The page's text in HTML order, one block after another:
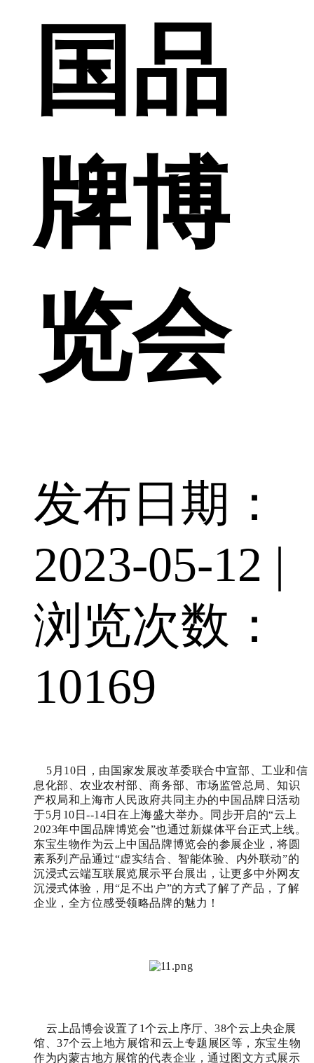
国品
牌博
览会
发布日期：
2023-05-12 |
浏览次数：
10169
5月10日， 由 国家发展改革委联合中宣部、工业和信
息化部、农业农村部、商务部、市场监管总局、知识
产权局和上海市人民政府共同主办的中国品牌日活动
于5月10日--14日在上海盛大举办。 同步开启的“云 上
2023年中国品牌博览会”也通过新媒体平台正式上线。
东宝生物作为云上中国品牌博览会的参展企业，将圆
素系列产品通过“虚实结合、智能体验、内外联动”的
沉浸式云端互联展览展示平台 展出 ， 让更多中外网友
沉浸式体验 ， 用“足不出户”的方式了解了产品，了解
企业， 全方位感受领略品牌的魅力！
云上品博会设置了1个云上序厅、38个云上央企展
馆、37个云上地方展馆和云上专题展区等， 东宝生物
作为内蒙古地方展馆的代表企业 ，通过图文方式展示